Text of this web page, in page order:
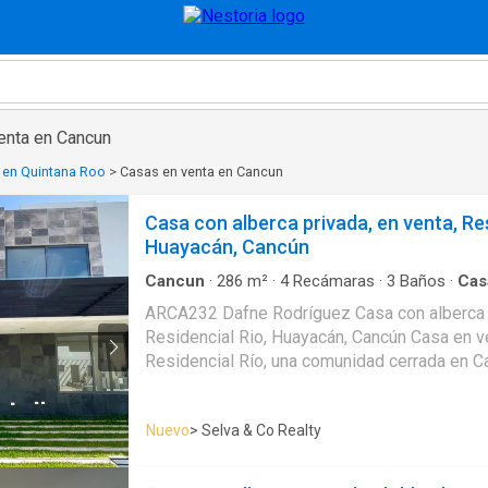
en Cancun
Quintana Roo > Casas en venta en Cancun
Casa con alberca privada, en venta,
Huayacán, Cancún
Cancun · 286 m² · 4Recámaras · 3 Baños ·
Bodega
Estacionamiento·Gimnasio·Jardín·
Sala polivalente· Seguridad· Televisión por
ARCA232 Dafne Rodríguez Casa con alberca privada, en venta,
Residencial Rio, Huayacán, Cancún Casa en venta, ubicada en el
Residencial Río, una comunidad cerrada en
nuevas urbanizaciones, servicios y áreas
propiedad de tres niveles cuenta con cuatro
piscina privada y áreas interiores
Nuevo> Selva & Co Realty